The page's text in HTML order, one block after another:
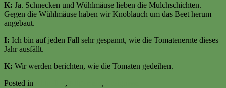
K: Ja. Schnecken und Wühlmäuse lieben die Mulchschichten.
Gegen die Wühlmäuse haben wir Knoblauch um das Beet herum
angebaut.
I: Ich bin auf jeden Fall sehr gespannt, wie die Tomatenernte dieses
Jahr ausfällt.
K: Wir werden berichten, wie die Tomaten gedeihen.
Posted in
, ,